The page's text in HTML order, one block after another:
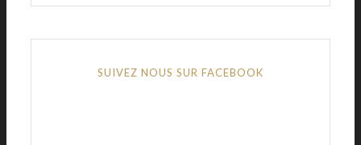
SUIVEZ NOUS SUR FACEBOOK